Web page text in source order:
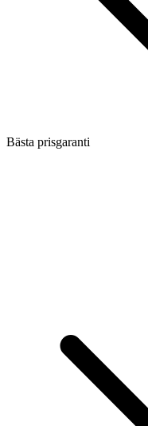
Bästa prisgaranti